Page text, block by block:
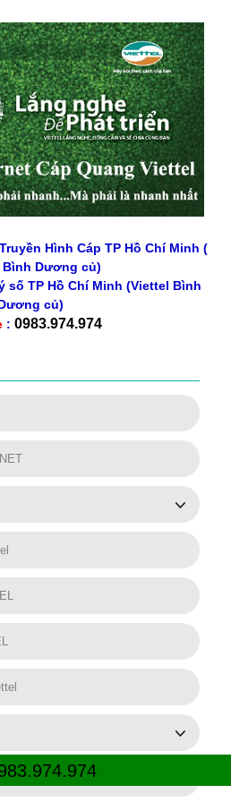
Hình Cáp TP Hồ Chí Minh (
Bình Dương củ)
số TP Hồ Chí Minh (Viettel Bình
củ)
: 0983.974.974